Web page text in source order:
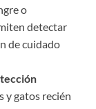
o
detectar
de cuidado
y gatos recién